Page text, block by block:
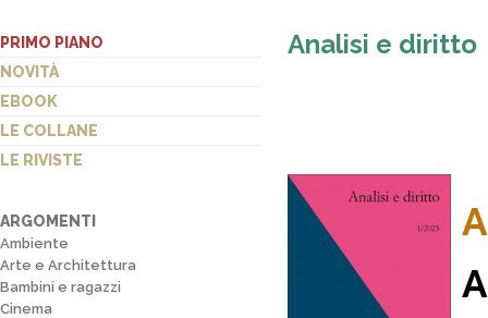
PRIMO PIANO
NOVITÀ
EBOOK
LE COLLANE
LE RIVISTE
ARGOMENTI
Ambiente
Arte e Architettura
Bambini e ragazzi
Cinema
Analisi e diritto